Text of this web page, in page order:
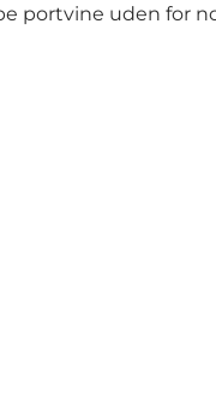
portvine uden for